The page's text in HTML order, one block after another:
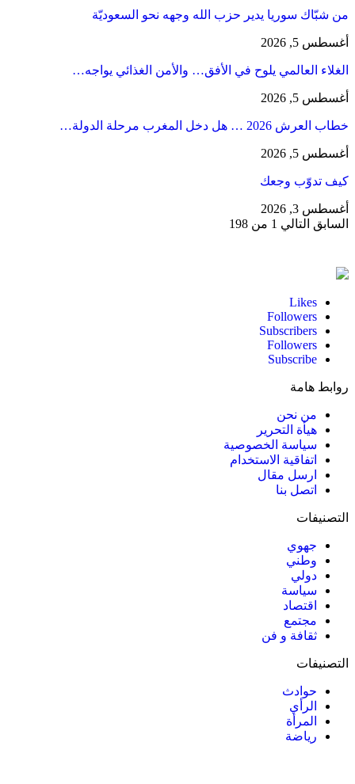
من شبّاك سوريا يدير حزب الله وجهه نحو السعوديّة
أغسطس 5, 2026
الغلاء العالمي يلوح في الأفق… والأمن الغذائي يواجه…
أغسطس 5, 2026
خطاب العرش 2026 … هل دخل المغرب مرحلة الدولة…
أغسطس 5, 2026
كيف تدوّب وجعك
أغسطس 3, 2026
السابق التالي 1 من 198
Likes
Followers
Subscribers
Followers
Subscribe
روابط هامة
من نحن
هيأة التحرير
سياسة الخصوصية
اتفاقية الاستخدام
ارسل مقال
اتصل بنا
التصنيفات
جهوي
وطني
دولي
سياسة
اقتصاد
مجتمع
ثقافة و فن
التصنيفات
حوادث
الرأي
المرأة
رياضة